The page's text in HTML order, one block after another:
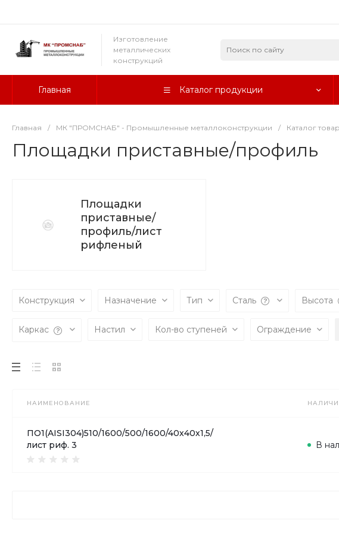
Изготовление
металлических
конструкций
Главная Каталог продукции
Главная / МК "ПРОМСНАБ" - Промышленные металлоконструкции / Каталог
Площадки приставные/профиль
Площадки
приставные/
профиль/лист
рифленый
Конструкция Назначение Тип Сталь Высота
Каркас Настил Кол-во ступеней Ограждение
НАИМЕНОВАНИЕ
ПО1(AISI304)510/1600/500/1600/40х40х1,5/
лист риф. 3
В